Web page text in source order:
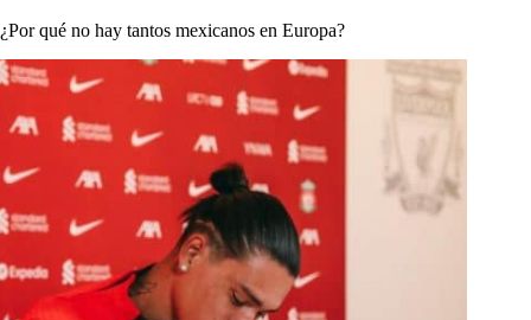
¿Por qué no hay tantos mexicanos en Europa?